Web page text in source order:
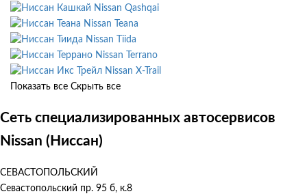
Nissan Qashqai
Nissan Teana
Nissan Tiida
Nissan Terrano
Nissan X-Trail
Показать все Скрыть все
Сеть специализированных автосервисов
Nissan (Ниссан)
СЕВАСТОПОЛЬСКИЙ
Севастопольский пр. 95 б, к.8